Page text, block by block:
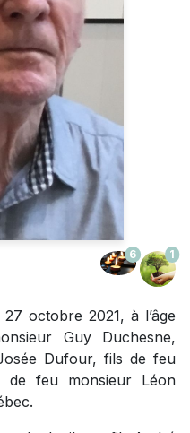
6 1
octobre 2021, à l’âge
Guy Duchesne,
Dufour, fils de feu
de feu monsieur Léon